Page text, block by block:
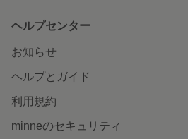
ヘルプセンター
お知らせ
ヘルプとガイド
利用規約
minneのセキュリティ